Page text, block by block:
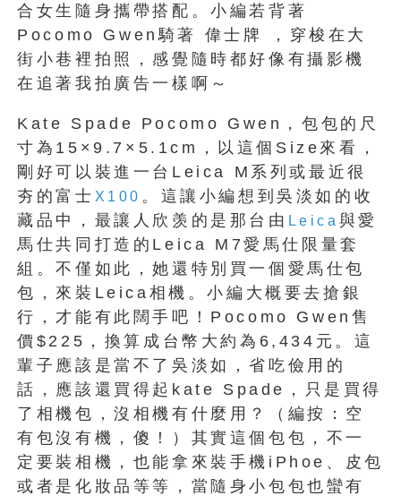
合女生隨身攜帶搭配。小編若背著
Pocomo Gwen騎著 偉士牌 ，穿梭在大
街小巷裡拍照，感覺隨時都好像有攝影機
在追著我拍廣告一樣啊～
Kate Spade Pocomo Gwen，包包的尺
寸為15×9.7×5.1cm，以這個Size來看，
剛好可以裝進一台Leica M系列或最近很
夯的富士 X100 。這讓小編想到吳淡如的收
藏品中，最讓人欣羡的是那台由 Leica 與愛
馬仕共同打造的Leica M7愛馬仕限量套
組。不僅如此，她還特別買一個愛馬仕包
包，來裝Leica相機。小編大概要去搶銀
行，才能有此闊手吧！Pocomo Gwen售
價$225，換算成台幣大約為6,434元。這
輩子應該是當不了吳淡如，省吃儉用的
話，應該還買得起kate Spade，只是買得
了相機包，沒相機有什麼用？（編按：空
有包沒有機，傻！）其實這個包包，不一
定要裝相機，也能拿來裝手機iPhoe、皮包
或者是化妝品等等，當隨身小包包也蠻有